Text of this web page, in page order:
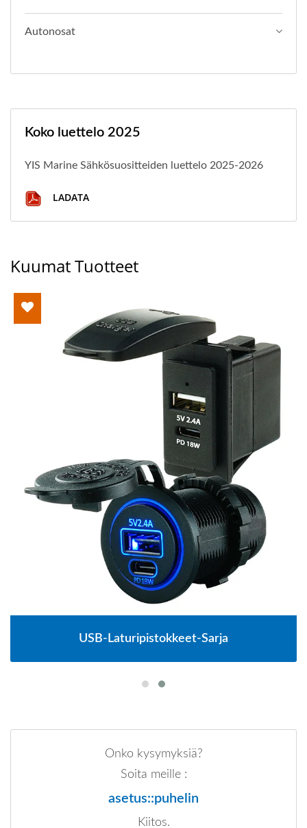
Autonosat
Koko luettelo 2025
YIS Marine Sähkösuositteiden luettelo 2025-2026
LADATA
Kuumat Tuotteet
USB-Laturipistokkeet-Sarja
Onko kysymyksiä?
Soita meille :
asetus::puhelin
Kiitos.